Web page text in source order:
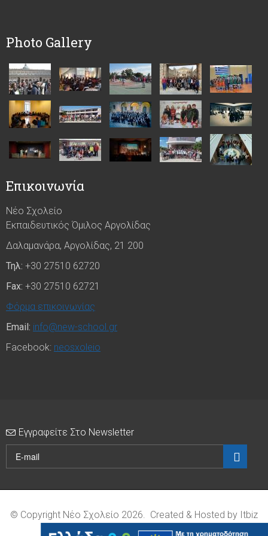
Photo Gallery
Επικοινωνία
Νέο Σχολείο
Εκπαιδευτικός Όμιλος Αργολίδας
Δαλαμανάρα, Αργολίδας, 21 200
Τηλ: +30 27510 62720
Fax: +30 27510 62721
Φόρμα επικοινωνίας
Email: info@new-school.gr
Facebook: neosxoleio
Εγγραφείτε Στο Newsletter
© Copyright Νέο Σχολείο 2026. Created & Hosted by Itbiz